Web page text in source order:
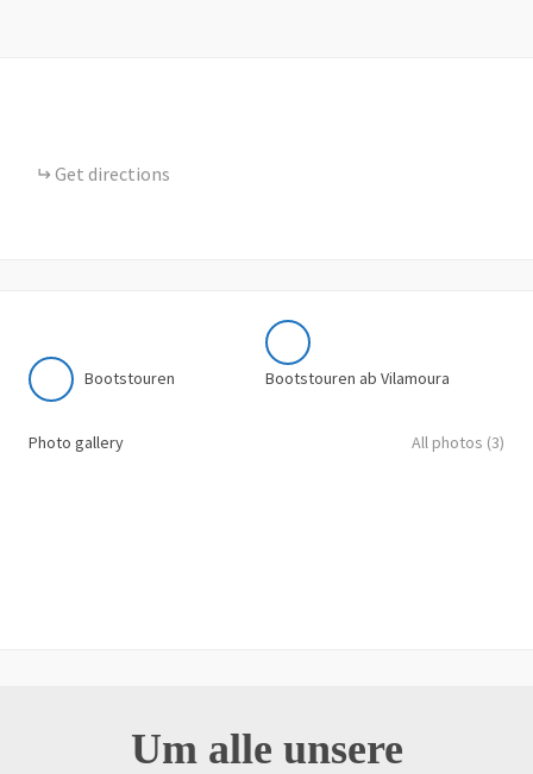
Get directions
Bootstouren Bootstouren ab Vilamoura
Photo gallery All photos (3)
Um alle unsere